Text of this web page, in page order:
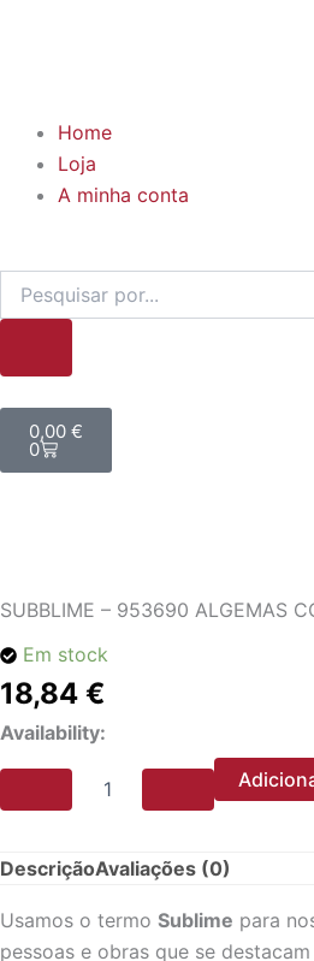
Home
Loja
A minha conta
search
0,00 €
0
Cart
SUBBLIME – 953690 ALGEMAS
Em stock
18,84 €
Availability:Quantidade
SUBBLIME
COM
DE
BONDAGE
DescriçãoAvaliações (0)
Usamos o termo Sublime para
pessoas e obras que se